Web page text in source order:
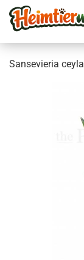
San­se­vie­ria